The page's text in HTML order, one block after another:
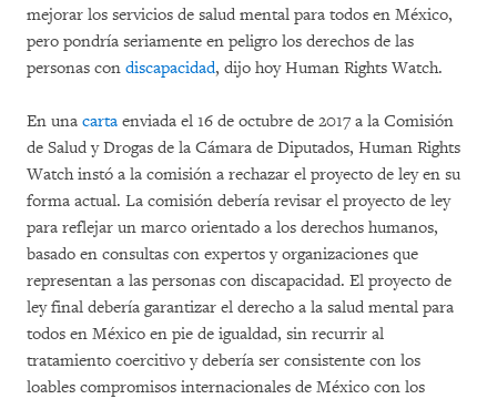
mejorar los servicios de salud mental para todos en México,
pero pondría seriamente en peligro los derechos de las
personas con discapacidad, dijo hoy Human Rights Watch.
En una carta enviada el 16 de octubre de 2017 a la Comisión
de Salud y Drogas de la Cámara de Diputados, Human Rights
Watch instó a la comisión a rechazar el proyecto de ley en su
forma actual. La comisión debería revisar el proyecto de ley
para reflejar un marco orientado a los derechos humanos,
basado en consultas con expertos y organizaciones que
representan a las personas con discapacidad. El proyecto de
ley final debería garantizar el derecho a la salud mental para
todos en México en pie de igualdad, sin recurrir al
tratamiento coercitivo y debería ser consistente con los
loables compromisos internacionales de México con los